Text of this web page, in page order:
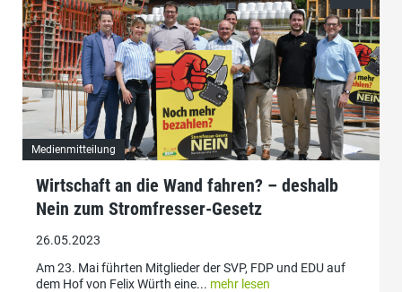
Medienmitteilung
Wirtschaft an die Wand fahren? – deshalb
Nein zum Stromfresser-Gesetz
26.05.2023
Am 23. Mai führten Mitglieder der SVP, FDP und EDU auf
dem Hof von Felix Würth eine... mehr lesen